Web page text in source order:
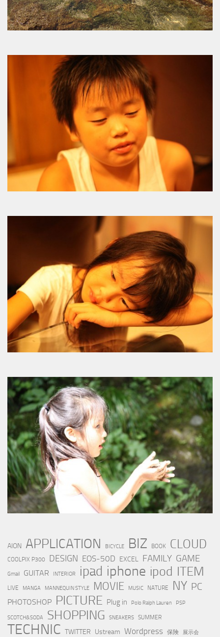
AION APPLICATION BICYCLE BIZ BOOK CLOUD
COOLPIX P300 DESIGN EOS-50D EXCEL FAMILY GAME
Gmail GUITAR INTERIOR ipad iphone ipod ITEM
LIVE MANGA MANNEQUIN STYLE MOVIE MUSIC NATURE NY PC
PHOTOSHOP PICTURE Plug in Polo Ralph Lauren PSP
SCOTCH&SODA SHOPPING SNEAKERS SUMMER
TECHNIC TWITTER Ustream Wordpress 保険 展示会